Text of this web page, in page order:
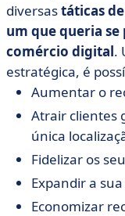
diversastáticas
um que queria
comércio digital.
estratégica, é
Aumentar o
Atrair clientes
única
Fidelizar os
Expandir a
Economizar